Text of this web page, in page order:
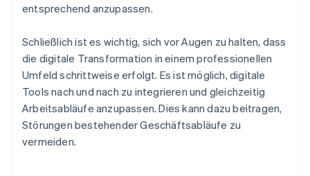
entsprechend anzupassen.
Schließlich ist es wichtig, sich vor Augen zu halten, dass
die digitale Transformation in einem professionellen
Umfeld schrittweise erfolgt. Es ist möglich, digitale
Tools nach und nach zu integrieren und gleichzeitig
Arbeitsabläufe anzupassen. Dies kann dazu beitragen,
Störungen bestehender Geschäftsabläufe zu
vermeiden.